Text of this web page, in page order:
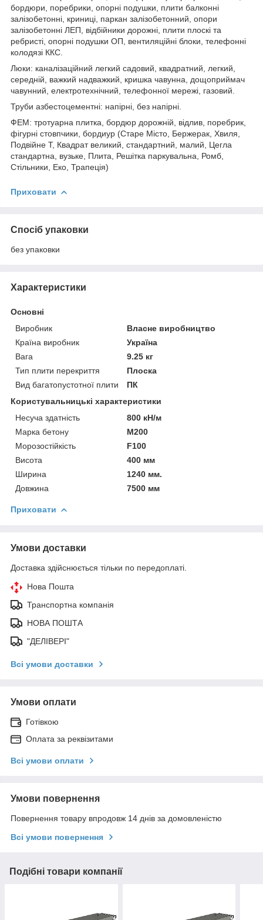
бордюри, поребрики, опорні подушки, плити балконні
залізобетонні, криниці, паркан залізобетонний, опори
залізобетонні ЛЕП, відбійники дорожні, плити плоскі та
ребристі, опорні подушки ОП, вентиляційні блоки, телефонні
колодязі ККС.
Люки: каналізаційний легкий садовий, квадратний, легкий,
середній, важкий надважкий, кришка чавунна, дощоприймач
чавунний, електротехнічний, телефонної мережі, газовий.
Труби азбестоцементні: напірні, без напірні.
ФЕМ: тротуарна плитка, бордюр дорожній, відлив, поребрик,
фігурні стовпчики, бордиур (Старе Місто, Бержерак, Хвиля,
Подвійне Т, Квадрат великий, стандартний, малий, Цегла
стандартна, вузьке, Плита, Решітка паркувальна, Ромб,
Стільники, Еко, Трапеція)
Приховати
Спосіб упаковки
без упаковки
Характеристики
Основні
Виробник
Власне виробництво
Країна виробник
Україна
Вага
9.25 кг
Тип плити перекриття
Плоска
Вид багатопустотної плити
ПК
Користувальницькі характеристики
Несуча здатність
800 кН/м
Марка бетону
М200
Морозостійкість
F100
Висота
400 мм
Ширина
1240 мм.
Довжина
7500 мм
Приховати
Умови доставки
Доставка здійснюється тільки по передоплаті.
Нова Пошта
Транспортна компанія
НОВА ПОШТА
"ДЕЛІВЕРІ"
Всі умови доставки
Умови оплати
Готівкою
Оплата за реквізитами
Всі умови оплати
Умови повернення
Повернення товару впродовж 14 днів за домовленістю
Всі умови повернення
Подібні товари компанії